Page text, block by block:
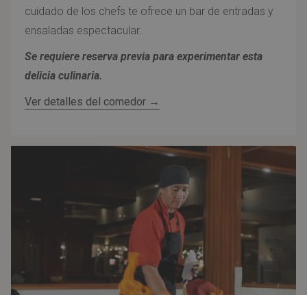
cuidado de los chefs te ofrece un bar de entradas y
ensaladas espectacular.
Se requiere reserva previa para experimentar esta
delicia culinaria.
Ver detalles del comedor